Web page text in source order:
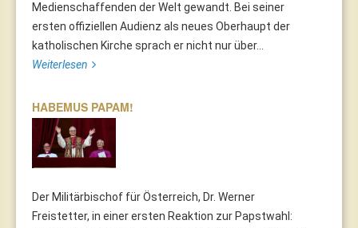
Medienschaffenden der Welt gewandt. Bei seiner
ersten offiziellen Audienz als neues Oberhaupt der
katholischen Kirche sprach er nicht nur über...
Weiterlesen
HABEMUS PAPAM!
Der Militärbischof für Österreich, Dr. Werner
Freistetter, in einer ersten Reaktion zur Papstwahl: